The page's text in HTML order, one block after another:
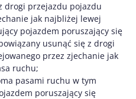
drogi przejazdu pojazdu
jak najbliżej lewej
pojazdem poruszający się
usunąć się z drogi
przez zjechanie jak
ruchu;
pasami ruchu w tym
poruszający się